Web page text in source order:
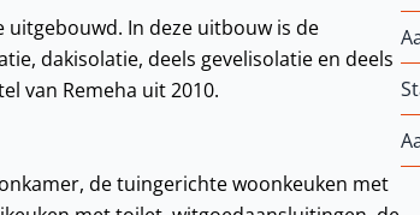
uitgebouwd. In deze uitbouw is de
dakisolatie, deels gevelisolatie en deels
van Remeha uit 2010.
de tuingerichte woonkeuken met